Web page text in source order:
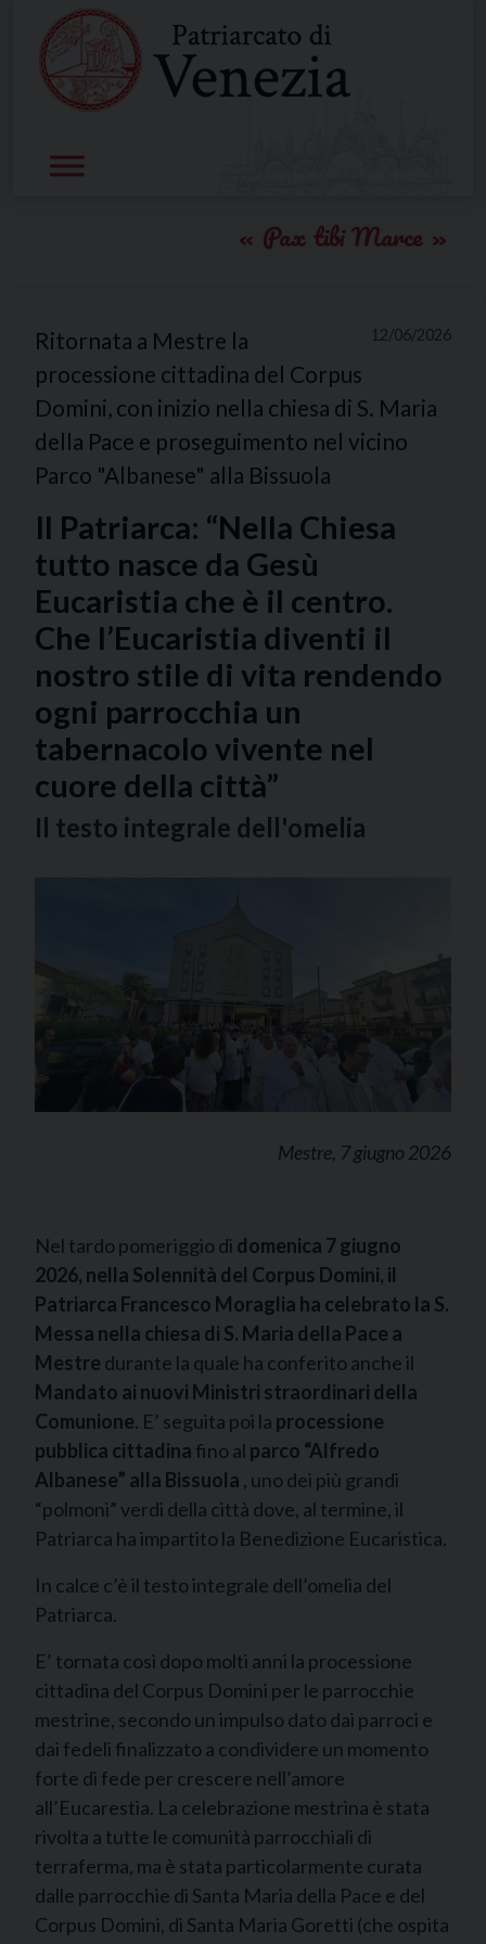
content
Pax tibi Marce
12/06/2026
Ritornata a Mestre la
processione cittadina del Corpus
Domini, con inizio nella chiesa di S. Maria
della Pace e proseguimento nel vicino
Parco "Albanese" alla Bissuola
Il Patriarca: “Nella Chiesa
tutto nasce da Gesù
Eucaristia che è il centro.
Che l’Eucaristia diventi il
nostro stile di vita rendendo
ogni parrocchia un
tabernacolo vivente nel
cuore della città”
Il testo integrale dell'omelia
Mestre, 7 giugno 2026
Nel tardo pomeriggio di domenica 7 giugno
2026, nella Solennità del Corpus Domini, il
Patriarca Francesco Moraglia ha celebrato la S.
Messa nella chiesa di S. Maria della Pace a
Mestre durante la quale ha conferito anche il
Mandato ai nuovi Ministri straordinari della
Comunione. E’ seguita poi la processione
pubblica cittadina fino al parco “Alfredo
Albanese” alla Bissuola , uno dei più grandi
“polmoni” verdi della città dove, al termine, il
Patriarca ha impartito la Benedizione Eucaristica.
In calce c’è il testo integrale dell’omelia del
Patriarca.
E’ tornata così dopo molti anni la processione
cittadina del Corpus Domini per le parrocchie
mestrine, secondo un impulso dato dai parroci e
dai fedeli finalizzato a condividere un momento
forte di fede per crescere nell’amore
all’Eucarestia. La celebrazione mestrina è stata
rivolta a tutte le comunità parrocchiali di
terraferma, ma è stata particolarmente curata
dalle parrocchie di Santa Maria della Pace e del
Corpus Domini, di Santa Maria Goretti (che ospita